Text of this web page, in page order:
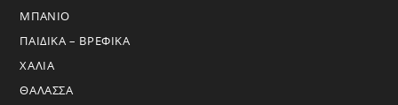
ΜΠΑΝΙΟ
ΠΑΙΔΙΚΑ – ΒΡΕΦΙΚΑ
ΧΑΛΙΑ
ΘΑΛΑΣΣΑ